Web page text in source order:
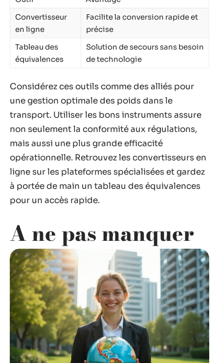
Convertisseur
en ligne
Facilite la conversion rapide et
précise
Tableau des
équivalences
Solution de secours sans besoin
de technologie
Considérez ces outils comme des alliés pour
une gestion optimale des poids dans le
transport. Utiliser les bons instruments assure
non seulement la conformité aux régulations,
mais aussi une plus grande efficacité
opérationnelle. Retrouvez les convertisseurs en
ligne sur les plateformes spécialisées et gardez
à portée de main un tableau des équivalences
pour un accès rapide.
A ne pas manquer